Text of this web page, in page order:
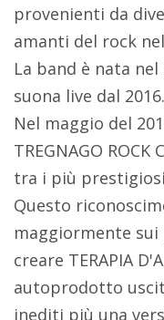
provenienti da
amanti del rock
La band è nata
suona live dal 2016.
Nel maggio del
TREGNAGO
tra i più
Questo
maggiormente
creare TERAPIA
autoprodotto
inediti più una